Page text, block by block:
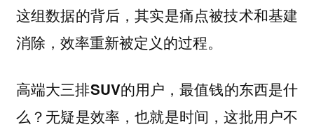
这组数据的背后，其实是痛点被技术和基建
消除，效率重新被定义的过程。
高端大三排SUV的用户，最值钱的东西是什
么？无疑是效率，也就是时间，这批用户不